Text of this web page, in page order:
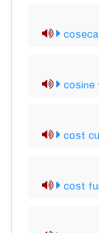
cosine
cost
cost